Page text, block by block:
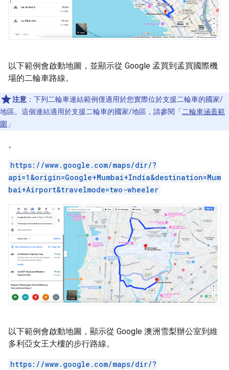
以下範例會啟動地圖，並顯示從 Google 孟買到孟買國際機
場的二輪車路線。
注意 ：下列二輪車連結範例僅適用於您實際位於支援二輪車的國家/
地區。這個連結適用於支援二輪車的國家/地區，請參閱「 二輪車涵蓋範
圍 」
。
https://www.google.com/maps/dir/?
api=1&origin=Google+Mumbai+India&destination=Mum
bai+Airport&travelmode=two-wheeler
以下範例會啟動地圖，顯示從 Google 澳洲雪梨辦公室到維
多利亞女王大樓的步行路線。
https://www.google.com/maps/dir/?